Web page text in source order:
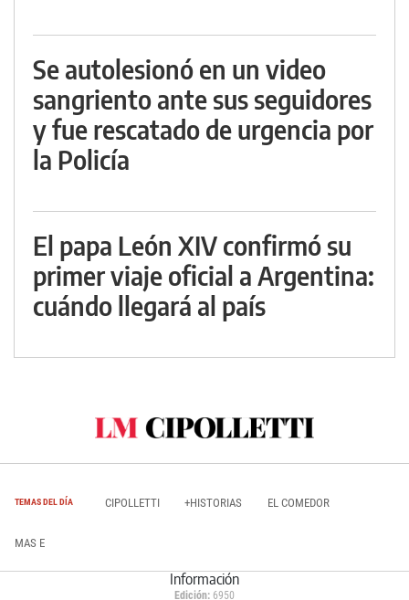
Se autolesionó en un video
sangriento ante sus seguidores
y fue rescatado de urgencia por
la Policía
El papa León XIV confirmó su
primer viaje oficial a Argentina:
cuándo llegará al país
TEMAS DEL DÍA CIPOLLETTI +HISTORIAS EL COMEDOR
MAS E
Información
Edición: 6950